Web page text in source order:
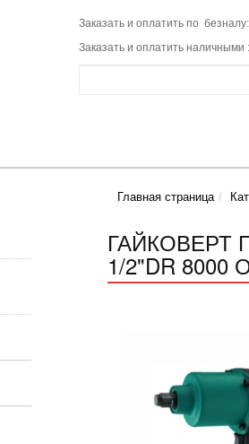
Заказать и оплатить по
Заказать и оплатить наличными
Главная страница
ГАЙКОВЕРТ
1/2"DR